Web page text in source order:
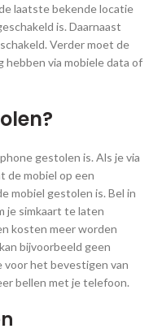
laatste bekende locatie
is. Daarnaast
Verder moet de
hebben via mobiele data of
gestolen is. Als je via
de mobiel op een
mobiel gestolen is. Bel in
je simkaart te laten
kosten meer worden
bijvoorbeeld geen
voor het bevestigen van
bellen met je telefoon.